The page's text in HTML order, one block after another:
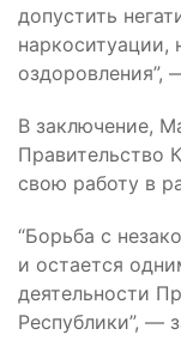
допустить
наркоситуации,
В заключение,
Правительство
свою работу в
“Борьба с
и остается
деятельности
Республики”, —